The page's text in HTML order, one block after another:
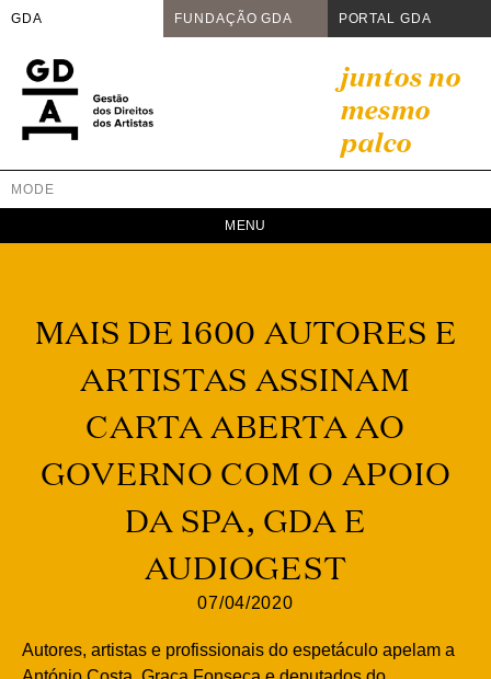
GDA FUNDAÇÃO GDA PORTAL GDA
content
juntos no
mesmo
palco
GDA
Juntos no mesmo palco
MODE
MAIS DE 1600 AUTORES E
ARTISTAS ASSINAM
CARTA ABERTA AO
GOVERNO COM O APOIO
DA SPA, GDA E
AUDIOGEST
07/04/2020
Autores, artistas e profissionais do espetáculo apelam a